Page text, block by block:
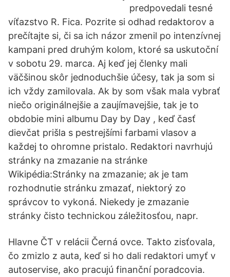
predpovedali tesné
víťazstvo R. Fica. Pozrite si odhad redaktorov a
prečítajte si, či sa ich názor zmenil po intenzívnej
kampani pred druhým kolom, ktoré sa uskutoční
v sobotu 29. marca. Aj keď jej členky mali
väčšinou skôr jednoduchšie účesy, tak ja som si
ich vždy zamilovala. Ak by som však mala vybrať
niečo originálnejšie a zaujímavejšie, tak je to
obdobie mini albumu Day by Day , keď časť
dievčat prišla s pestrejšími farbami vlasov a
každej to ohromne pristalo. Redaktori navrhujú
stránky na zmazanie na stránke
Wikipédia:Stránky na zmazanie; ak je tam
rozhodnutie stránku zmazať, niektorý zo
správcov to vykoná. Niekedy je zmazanie
stránky čisto technickou záležitosťou, napr.
Hlavne ČT v relácii Černá ovce. Takto zisťovala,
čo zmizlo z auta, keď si ho dali redaktori umyť v
autoservise, ako pracujú finanční poradcovia.